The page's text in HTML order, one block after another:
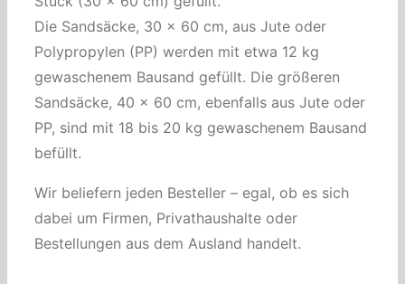
Die Sandsäcke, 30 x 60 cm, aus Jute oder
Polypropylen (PP) werden mit etwa 12 kg
gewaschenem Bausand gefüllt. Die größeren
Sandsäcke, 40 x 60 cm, ebenfalls aus Jute oder
PP, sind mit 18 bis 20 kg gewaschenem Bausand
befüllt.
Wir beliefern jeden Besteller – egal, ob es sich
dabei um Firmen, Privathaushalte oder
Bestellungen aus dem Ausland handelt.